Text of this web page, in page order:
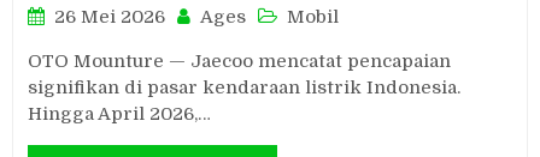
26 Mei 2026 Ages Mobil
OTO Mounture — Jaecoo mencatat pencapaian
signifikan di pasar kendaraan listrik Indonesia.
Hingga April 2026,…